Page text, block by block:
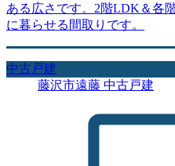
ある広さです。2階LDK＆各
に暮らせる間取りです。
中古戸建
藤沢市遠藤 中古戸建